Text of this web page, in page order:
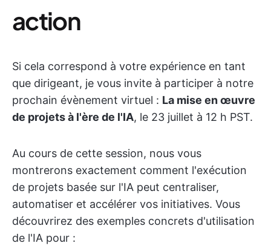
action
Si cela correspond à votre expérience en tant
que dirigeant, je vous invite à participer à notre
prochain évènement virtuel : La mise en œuvre
de projets à l'ère de l'IA, le 23 juillet à 12 h PST.
Au cours de cette session, nous vous
montrerons exactement comment l'exécution
de projets basée sur l'IA peut centraliser,
automatiser et accélérer vos initiatives. Vous
découvrirez des exemples concrets d'utilisation
de l'IA pour :